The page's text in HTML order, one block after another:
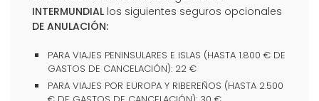
INTERMUNDIAL los siguientes seguros opcionales
DE ANULACIÓN:
PARA VIAJES PENINSULARES E ISLAS (HASTA 1.800 € DE
GASTOS DE CANCELACIÓN): 22 €
PARA VIAJES POR EUROPA Y RIBEREÑOS (HASTA 2.500